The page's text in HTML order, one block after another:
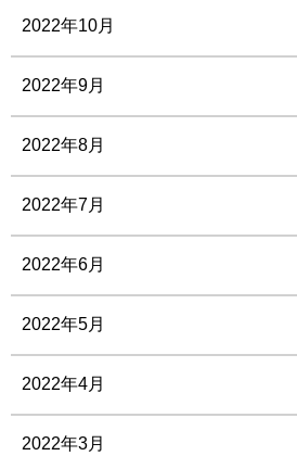
2022年10月
2022年9月
2022年8月
2022年7月
2022年6月
2022年5月
2022年4月
2022年3月